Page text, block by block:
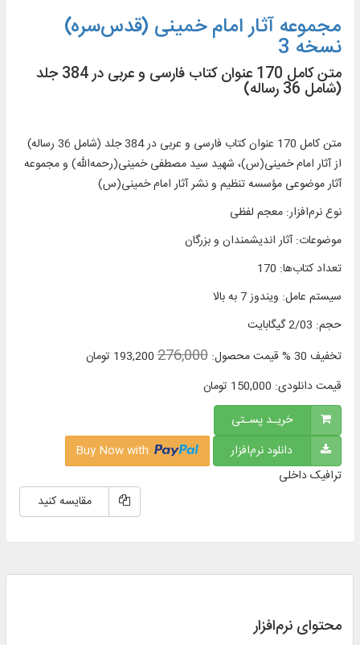
مجموعه آثار امام خمینی (‌قدس‌سره)
نسخه 3
متن کامل 170 عنوان کتاب فارسی و عربی در 384 جلد
(شامل 36 رساله)
متن کامل 170 عنوان کتاب فارسی و عربی در 384 جلد (شامل 36 رساله)
از آثار امام خمینی(س)، شهید سید مصطفی خمینی(رحمه‌الله) و مجموعه
آثار موضوعی مؤسسه تنظیم و نشر آثار امام خمینی(س)
نوع نرم‌افزار:معجم لفظی
موضوعات:آثار اندیشمندان و بزرگان
تعداد کتاب‌ها:
170
سیستم عامل: ویندوز 7 به بالا
حجم: 2/03 گیگابایت
تخفیف 30 % قیمت محصول:276,000
193,200 تومان
قیمت دانلودی: 150,000 تومان
خریـد پسـتی
دانلود نرم‌افزار
ترافیک داخلی
مقایسه کنید
محتوای نرم‌افزار